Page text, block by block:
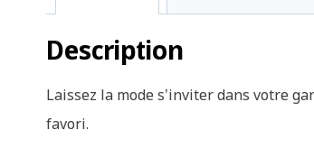
Description
Laissez la mode s’inviter dans votre
favori.